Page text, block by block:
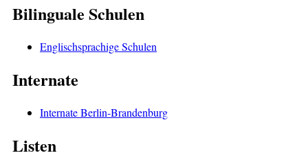
Bilinguale Schulen
Englischsprachige Schulen
Internate
Internate Berlin-Brandenburg
Listen